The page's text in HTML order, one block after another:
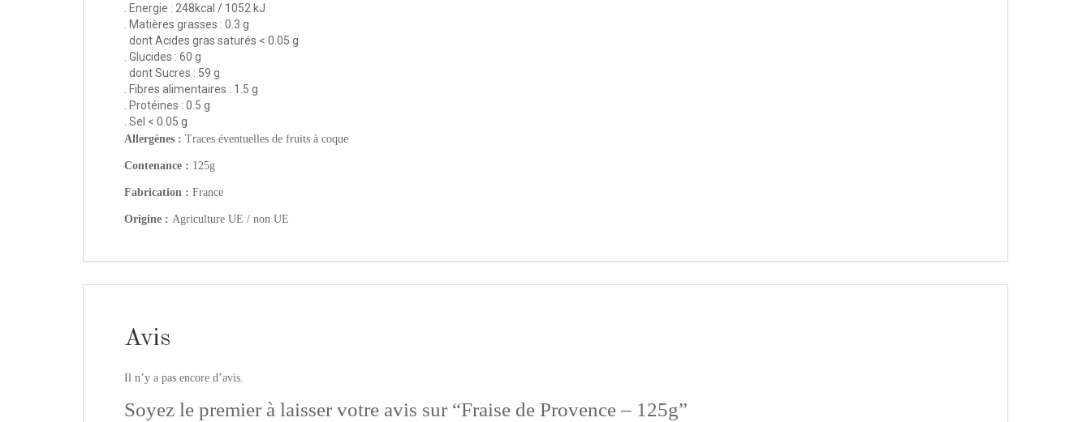
. Energie : 248kcal / 1052 kJ
. Matières grasses : 0.3 g
dont Acides gras saturés < 0.05 g
. Glucides : 60 g
dont Sucres : 59 g
. Fibres alimentaires : 1.5 g
. Protéines : 0.5 g
. Sel < 0.05 g
Allergènes : Traces éventuelles de fruits à coque
Contenance : 125g
Fabrication : France
Origine : Agriculture UE / non UE
Avis
Il n’y a pas encore d’avis.
Soyez le premier à laisser votre avis sur “Fraise de Provence – 125g”